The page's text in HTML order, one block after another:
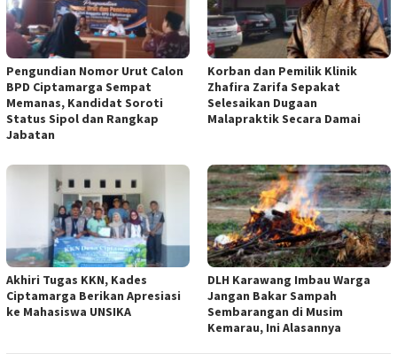
Pengundian Nomor Urut Calon
BPD Ciptamarga Sempat
Memanas, Kandidat Soroti
Status Sipol dan Rangkap
Jabatan
Korban dan Pemilik Klinik
Zhafira Zarifa Sepakat
Selesaikan Dugaan
Malapraktik Secara Damai
Akhiri Tugas KKN, Kades
Ciptamarga Berikan Apresiasi
ke Mahasiswa UNSIKA
DLH Karawang Imbau Warga
Jangan Bakar Sampah
Sembarangan di Musim
Kemarau, Ini Alasannya